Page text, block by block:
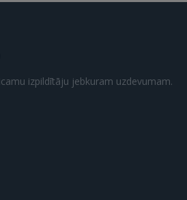
izpildītāju jebkuram uzdevumam.